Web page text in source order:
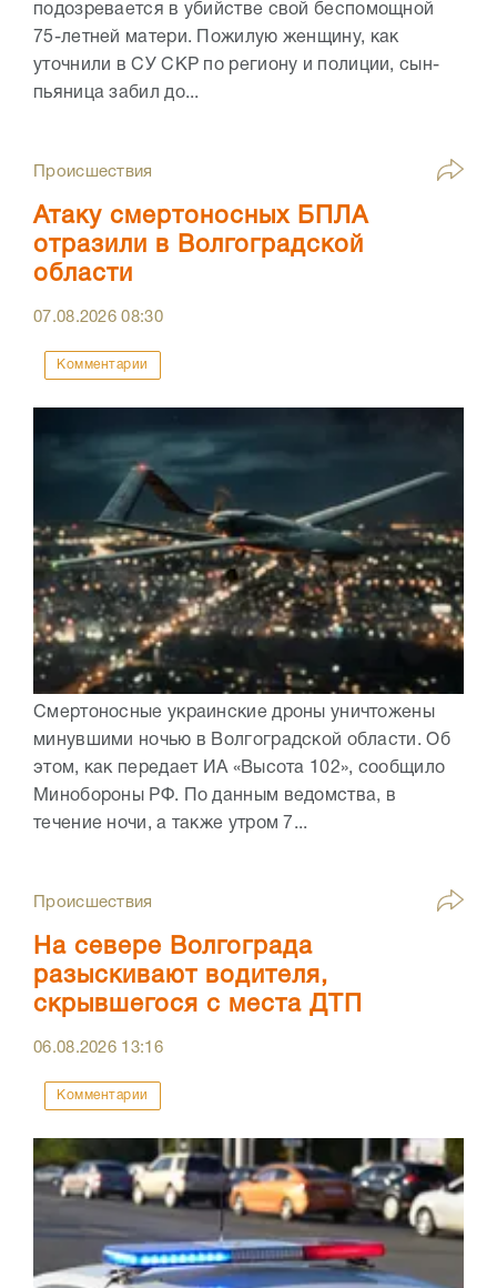
подозревается в убийстве свой беспомощной
75-летней матери. Пожилую женщину, как
уточнили в СУ СКР по региону и полиции, сын-
пьяница забил до...
Происшествия
Атаку смертоносных БПЛА
отразили в Волгоградской
области
07.08.202608:30
Комментарии
Смертоносные украинские дроны уничтожены
минувшими ночью в Волгоградской области. Об
этом, как передает ИА «Высота 102», сообщило
Минобороны РФ. По данным ведомства, в
течение ночи, а также утром 7...
Происшествия
На севере Волгограда
разыскивают водителя,
скрывшегося с места ДТП
06.08.2026 13:16
Комментарии